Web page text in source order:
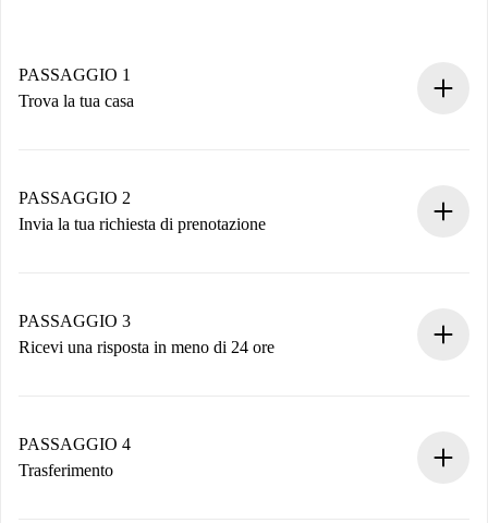
PASSAGGIO 1
Trova la tua casa
Hai tutte le informazioni necessarie in anticipo.
PASSAGGIO 2
Invia la tua richiesta di prenotazione
non accetta.
PASSAGGIO 3
Ricevi una risposta in meno di 24 ore
contatto con il proprietario.
Se rifiutata: non ti addebiteremo nulla e ti proporremo
PASSAGGIO 4
Trasferimento